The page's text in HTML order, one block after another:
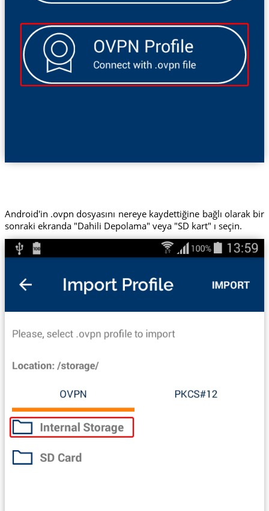
Android'in .ovpn dosyasını nereye kaydettiğine bağlı olarak bir
sonraki ekranda "Dahili Depolama" veya "SD kart" ı seçin.